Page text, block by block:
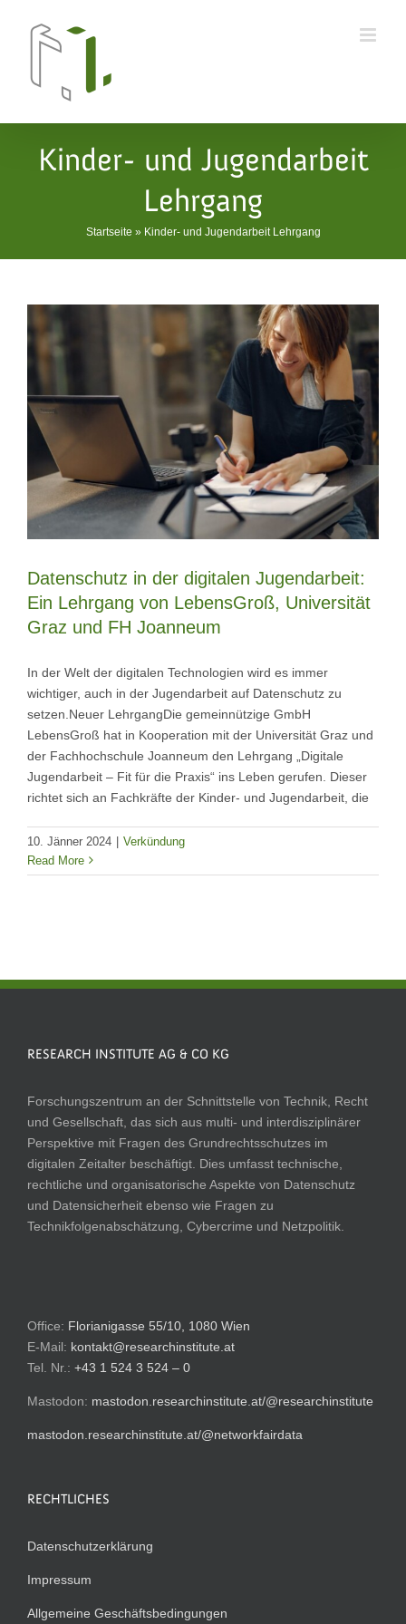
Kinder- und Jugendarbeit
Lehrgang
Startseite » Kinder- und Jugendarbeit Lehrgang
Datenschutz in der digitalen Jugendarbeit:
Ein Lehrgang von LebensGroß, Universität
Graz und FH Joanneum
In der Welt der digitalen Technologien wird es immer
wichtiger, auch in der Jugendarbeit auf Datenschutz zu
setzen.Neuer LehrgangDie gemeinnützige GmbH
LebensGroß hat in Kooperation mit der Universität Graz und
der Fachhochschule Joanneum den Lehrgang „Digitale
Jugendarbeit – Fit für die Praxis“ ins Leben gerufen. Dieser
richtet sich an Fachkräfte der Kinder- und Jugendarbeit, die
10. Jänner 2024 | Verkündung
Read More
RESEARCH INSTITUTE AG & CO KG
Forschungszentrum an der Schnittstelle von Technik, Recht
und Gesellschaft, das sich aus multi- und interdisziplinärer
Perspektive mit Fragen des Grundrechtsschutzes im
digitalen Zeitalter beschäftigt. Dies umfasst technische,
rechtliche und organisatorische Aspekte von Datenschutz
und Datensicherheit ebenso wie Fragen zu
Technikfolgenabschätzung, Cybercrime und Netzpolitik.
Office: Florianigasse 55/10, 1080 Wien
E-Mail: kontakt@researchinstitute.at
Tel. Nr.: +43 1 524 3 524 – 0
Mastodon: mastodon.researchinstitute.at/@researchinstitute
mastodon.researchinstitute.at/@networkfairdata
RECHTLICHES
Datenschutzerklärung
Impressum
Allgemeine Geschäftsbedingungen